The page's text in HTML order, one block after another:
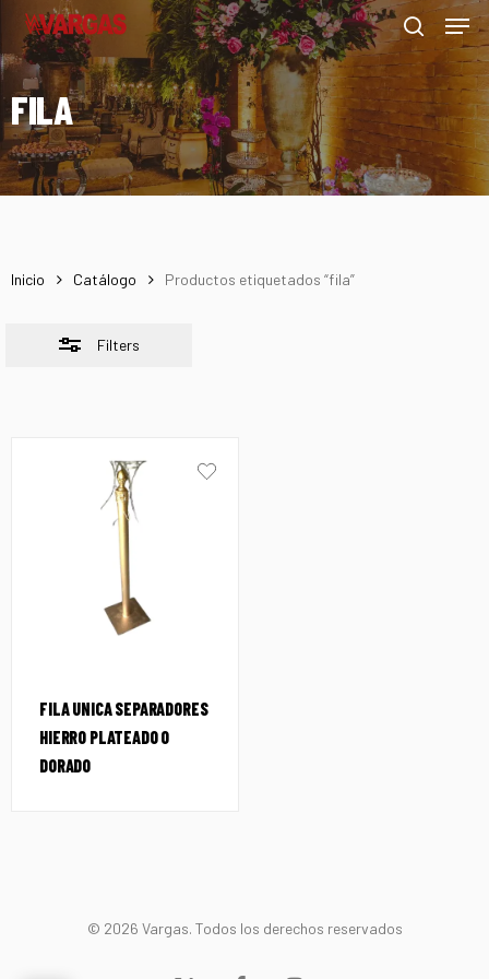
Skip
main
content
search
Menu
FILA
Inicio Catálogo Productos etiquetados “fila”
Filters
Close
Filters
FILA UNICA SEPARADORES
HIERRO PLATEADO O
DORADO
© 2026 Vargas. Todos los derechos reservados
Menu